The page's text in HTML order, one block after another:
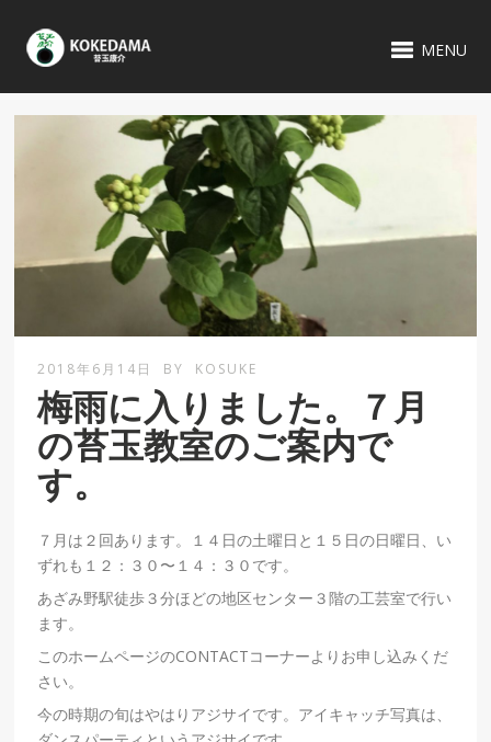
MENU
2018年6月14日 BY KOSUKE
梅雨に入りました。７月
の苔玉教室のご案内で
す。
７月は２回あります。１４日の土曜日と１５日の日曜日、い
ずれも１２：３０〜１４：３０です。
あざみ野駅徒歩３分ほどの地区センター３階の工芸室で行い
ます。
このホームページのCONTACTコーナーよりお申し込みくだ
さい。
今の時期の旬はやはりアジサイです。アイキャッチ写真は、